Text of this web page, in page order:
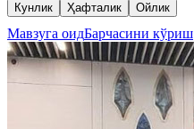
Кунлик Ҳафталик Ойлик
Мавзуга оидБарчасини кўриш